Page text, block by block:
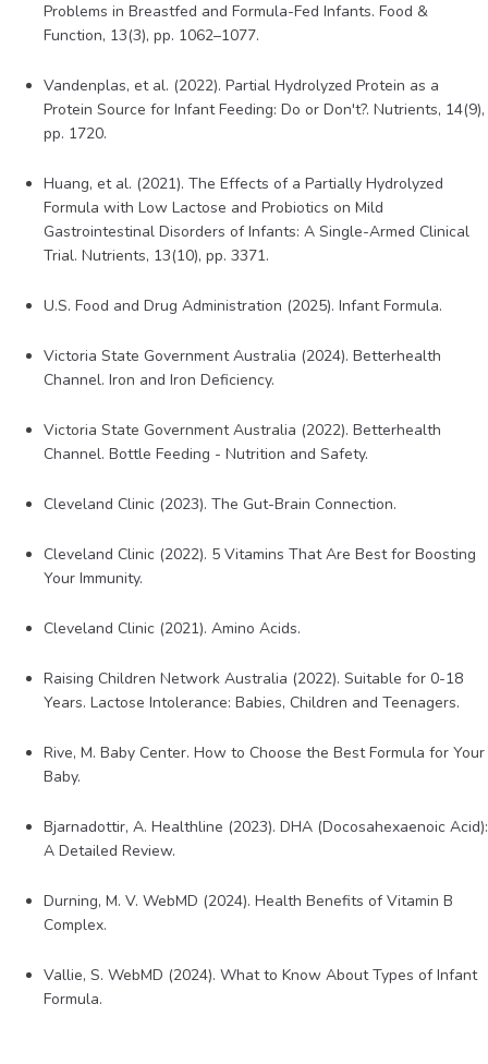
Problems in Breastfed and Formula-Fed Infants. Food &
Function, 13(3), pp. 1062–1077.
Vandenplas, et al. (2022). Partial Hydrolyzed Protein as a
Protein Source for Infant Feeding: Do or Don't?. Nutrients, 14(9),
pp. 1720.
Huang, et al. (2021). The Effects of a Partially Hydrolyzed
Formula with Low Lactose and Probiotics on Mild
Gastrointestinal Disorders of Infants: A Single-Armed Clinical
Trial. Nutrients, 13(10), pp. 3371.
U.S. Food and Drug Administration (2025). Infant Formula.
Victoria State Government Australia (2024). Betterhealth
Channel. Iron and Iron Deficiency.
Victoria State Government Australia (2022). Betterhealth
Channel. Bottle Feeding - Nutrition and Safety.
Cleveland Clinic (2023). The Gut-Brain Connection.
Cleveland Clinic (2022). 5 Vitamins That Are Best for Boosting
Your Immunity.
Cleveland Clinic (2021). Amino Acids.
Raising Children Network Australia (2022). Suitable for 0-18
Years. Lactose Intolerance: Babies, Children and Teenagers.
Rive, M. Baby Center. How to Choose the Best Formula for Your
Baby.
Bjarnadottir, A. Healthline (2023). DHA (Docosahexaenoic Acid):
A Detailed Review.
Durning, M. V. WebMD (2024). Health Benefits of Vitamin B
Complex.
Vallie, S. WebMD (2024). What to Know About Types of Infant
Formula.